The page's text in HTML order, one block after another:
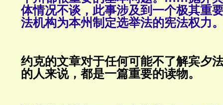
体情况不谈，此事涉及到一个极其重
法机构为本州制定选举法的宪法权力
约克的文章对于任何可能不了解宾夕
的人来说，都是一篇重要的读物。